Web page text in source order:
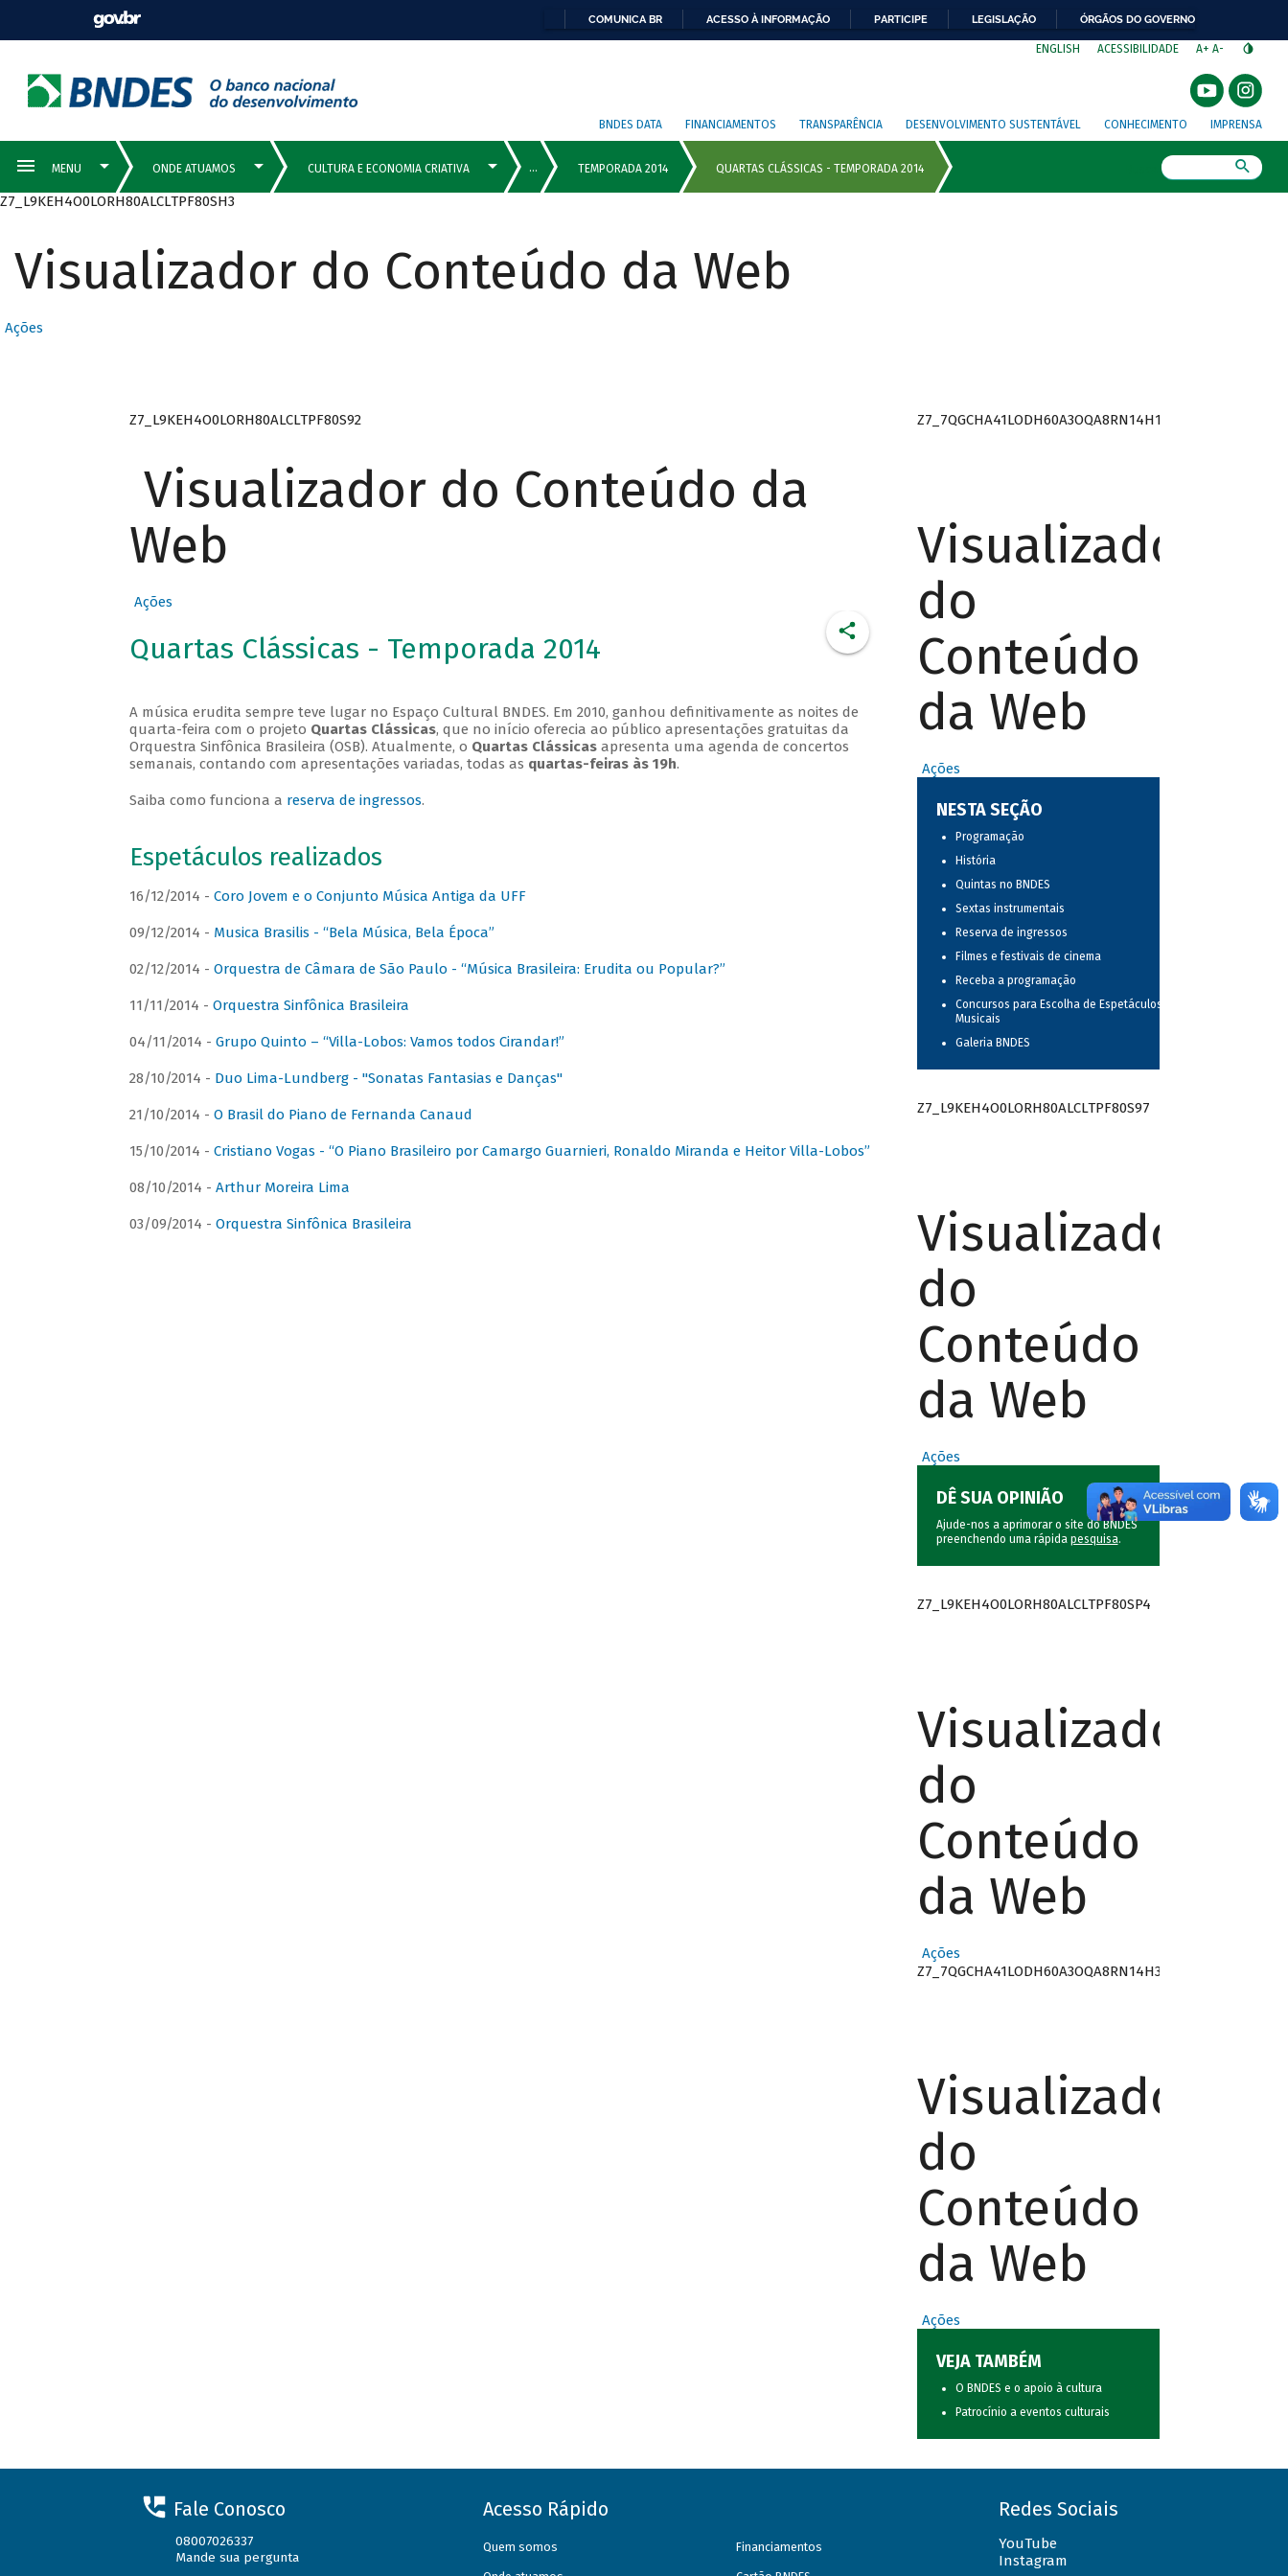
COMUNICA BR ACESSO À INFORMAÇÃO PARTICIPE LEGISLAÇÃO ÓRGÃOS DO GOVERNO
ENGLISH ACESSIBILIDADE A+ A-
BNDES DATA FINANCIAMENTOS TRANSPARÊNCIA DESENVOLVIMENTO SUSTENTÁVEL CONHECIMENTO IMPRENSA
Z7_L9KEH4O0LORH80ALCLTPF80SH3
Visualizador do Conteúdo da Web
Ações
Z7_L9KEH4O0LORH80ALCLTPF80S92
Visualizador do Conteúdo da
Web
Ações
Quartas Clássicas - Temporada 2014
A música erudita sempre teve lugar no Espaço Cultural BNDES. Em 2010, ganhou definitivamente as noites de
quarta-feira com o projeto Quartas Clássicas, que no início oferecia ao público apresentações gratuitas da
Orquestra Sinfônica Brasileira (OSB). Atualmente, o Quartas Clássicasapresenta uma agenda de concertos
semanais, contando com apresentações variadas, todas as quartas-feiras às 19h.
Saiba como funciona a reserva de ingressos.
Espetáculos realizados
16/12/2014 - Coro Jovem e o Conjunto Música Antiga da UFF
09/12/2014 - Musica Brasilis - “Bela Música, Bela Época”
02/12/2014 - Orquestra de Câmara de São Paulo - “Música Brasileira: Erudita ou Popular?”
11/11/2014 - Orquestra Sinfônica Brasileira
04/11/2014 - Grupo Quinto – “Villa-Lobos: Vamos todos Cirandar!”
28/10/2014 - Duo Lima-Lundberg - "Sonatas Fantasias e Danças"
21/10/2014 - O Brasil do Piano de Fernanda Canaud
15/10/2014 - Cristiano Vogas - “O Piano Brasileiro por Camargo Guarnieri, Ronaldo Miranda e Heitor Villa-Lobos”
08/10/2014 - Arthur Moreira Lima
03/09/2014 - Orquestra Sinfônica Brasileira
Z7_7QGCHA41LODH60A3OQA8RN14H1
Visualizador
do
Conteúdo
da Web
Ações
NESTA SEÇÃO
Programação
História
Quintas no BNDES
Sextas instrumentais
Reserva de ingressos
Filmes e festivais de cinema
Receba a programação
Concursos para Escolha de Espetáculos
Musicais
Galeria BNDES
Z7_L9KEH4O0LORH80ALCLTPF80S97
Visualizador
do
Conteúdo
da Web
Ações
DÊ SUA OPINIÃO
Ajude-nos a aprimorar o site do BNDES
preenchendo uma rápida pesquisa.
Z7_L9KEH4O0LORH80ALCLTPF80SP4
Visualizador
do
Conteúdo
da Web
Ações
Z7_7QGCHA41LODH60A3OQA8RN14H3
Visualizador
do
Conteúdo
da Web
Ações
VEJA TAMBÉM
O BNDES e o apoio à cultura
Patrocínio a eventos culturais
Fale Conosco
08007026337
Mande sua pergunta
Acesso Rápido
Quem somos Financiamentos
Redes Sociais
YouTube
Instagram